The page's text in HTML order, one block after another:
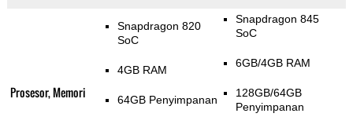
Prosesor, Memori
Snapdragon 820
SoC
4GB RAM
64GB Penyimpanan
Snapdragon 845
SoC
6GB/4GB RAM
128GB/64GB
Penyimpanan